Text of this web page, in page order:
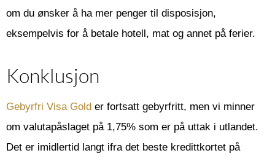
om du ønsker å ha mer penger til disposisjon,
eksempelvis for å betale hotell, mat og annet på ferier.
Konklusjon
Gebyrfri Visa Gold er fortsatt gebyrfritt, men vi minner
om valutapåslaget på 1,75% som er på uttak i utlandet.
Det er imidlertid langt ifra det beste kredittkortet på